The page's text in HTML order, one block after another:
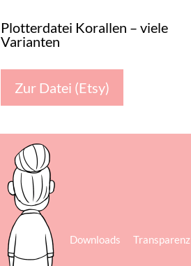
Plotterdatei Korallen – viele
Varianten
Zur Datei (Etsy)
Downloads Transparenz